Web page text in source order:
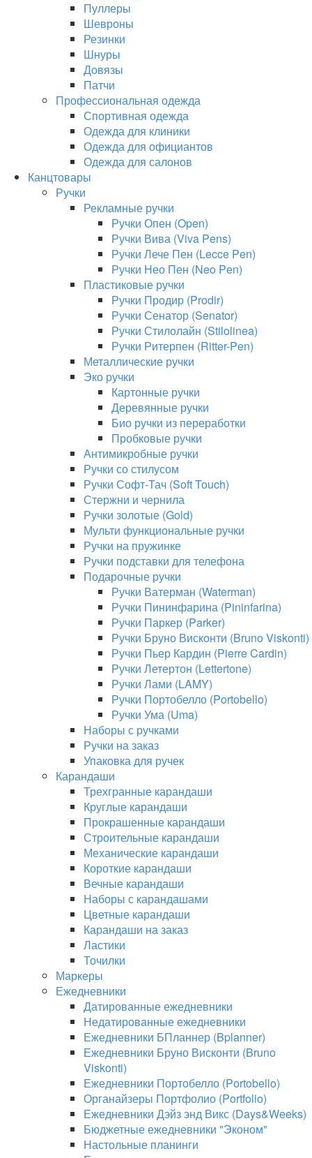
Пуллеры
Шевроны
Резинки
Шнуры
Довязы
Патчи
Профессиональная одежда
Спортивная одежда
Одежда для клиники
Одежда для официантов
Одежда для салонов
Канцтовары
Ручки
Рекламные ручки
Ручки Опен (Open)
Ручки Вива (Viva Pens)
Ручки Лече Пен (Lecce Pen)
Ручки Нео Пен (Neo Pen)
Пластиковые ручки
Ручки Продир (Prodir)
Ручки Сенатор (Senator)
Ручки Стилолайн (Stilolinea)
Ручки Ритерпен (Ritter-Pen)
Металлические ручки
Эко ручки
Картонные ручки
Деревянные ручки
Био ручки из переработки
Пробковые ручки
Антимикробные ручки
Ручки со стилусом
Ручки Софт-Тач (Soft Touch)
Стержни и чернила
Ручки золотые (Gold)
Мульти функциональные ручки
Ручки на пружинке
Ручки подставки для телефона
Подарочные ручки
Ручки Ватерман (Waterman)
Ручки Пининфарина (Pininfarina)
Ручки Паркер (Parker)
Ручки Бруно Висконти (Bruno Viskonti)
Ручки Пьер Кардин (Pierre Cardin)
Ручки Летертон (Lettertone)
Ручки Лами (LAMY)
Ручки Портобелло (Portobello)
Ручки Ума (Uma)
Наборы с ручками
Ручки на заказ
Упаковка для ручек
Карандаши
Трехгранные карандаши
Круглые карандаши
Прокрашенные карандаши
Строительные карандаши
Механические карандаши
Короткие карандаши
Вечные карандаши
Наборы с карандашами
Цветные карандаши
Карандаши на заказ
Ластики
Точилки
Маркеры
Ежедневники
Датированные ежедневники
Недатированные ежедневники
Ежедневники БПланнер (Bplanner)
Ежедневники Бруно Висконти (Bruno
Viskonti)
Ежедневники Портобелло (Portobello)
Органайзеры Портфолио (Portfolio)
Ежедневники Дэйз энд Викс (Days&Weeks)
Бюджетные ежедневники "Эконом"
Настольные планинги